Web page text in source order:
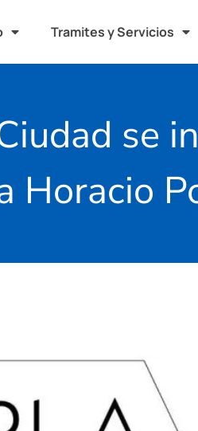
Tramites y Servicios
se
Horacio